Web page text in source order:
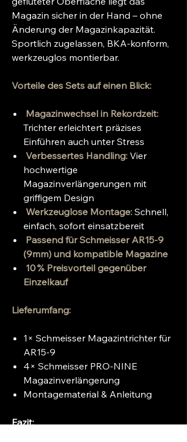
Magazin sicher in der Hand – ohne
Änderung der Magazinkapazität.
Sportlich zugelassen, BKA-konform,
werkzeuglos montierbar.
Vorteile des Sets auf einen Blick:
Magazinwechsel in Rekordzeit:
Trichter erleichtert präzises
Einführen auch unter Stress
Verbessertes Handling: Vier
hochwertige
Magazinverlängerungen mit
griffigem Design
Werkzeuglose Montage: Schnell,
einfach, sofort einsatzbereit
Passend für Schmeisser AR15-9
(9mm) und kompatible Magazine
10 % Preisvorteil gegenüber
Einzelkauf
Lieferumfang:
1× Schmeisser Magazintrichter für
AR15-9
4× Schmeisser PRO-NINE
Magazinverlängerung
Montagematerial & Anleitung
Fazit: